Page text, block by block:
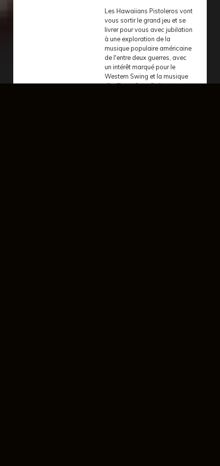
Les Hawaiians Pistoleros vont
vous sortir le grand jeu et se
livrer pour vous avec jubilation
à une exploration de la
musique populaire américaine
de l'entre deux guerres, avec
un intérêt marqué pour le
Western Swing et la musique
dite "hawaïenne", deux genres